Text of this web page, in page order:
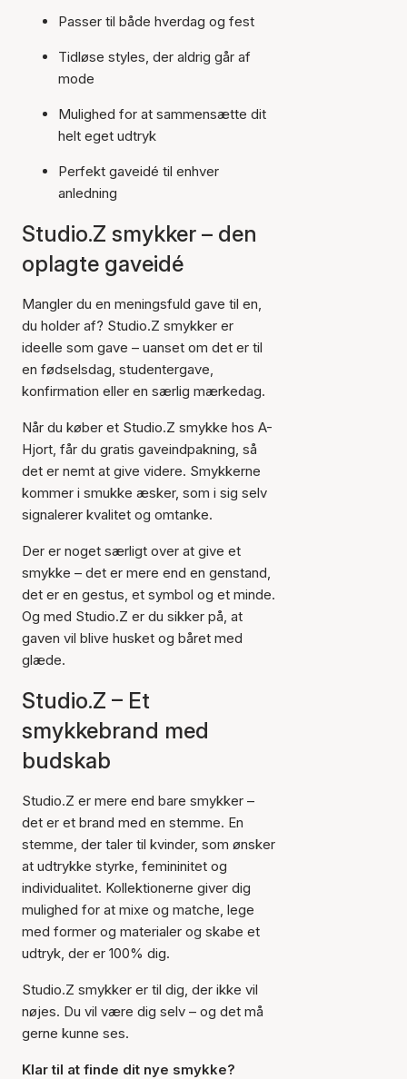
Passer til både hverdag og fest
Tidløse styles, der aldrig går af
mode
Mulighed for at sammensætte dit
helt eget udtryk
Perfekt gaveidé til enhver
anledning
Studio.Z smykker – den
oplagte gaveidé
Mangler du en meningsfuld gave til en,
du holder af? Studio.Z smykker er
ideelle som gave – uanset om det er til
en fødselsdag, studentergave,
konfirmation eller en særlig mærkedag.
Når du køber et Studio.Z smykke hos A-
Hjort, får du gratis gaveindpakning, så
det er nemt at give videre. Smykkerne
kommer i smukke æsker, som i sig selv
signalerer kvalitet og omtanke.
Der er noget særligt over at give et
smykke – det er mere end en genstand,
det er en gestus, et symbol og et minde.
Og med Studio.Z er du sikker på, at
gaven vil blive husket og båret med
glæde.
Studio.Z – Et
smykkebrand med
budskab
Studio.Z er mere end bare smykker –
det er et brand med en stemme. En
stemme, der taler til kvinder, som ønsker
at udtrykke styrke, femininitet og
individualitet. Kollektionerne giver dig
mulighed for at mixe og matche, lege
med former og materialer og skabe et
udtryk, der er 100% dig.
Studio.Z smykker er til dig, der ikke vil
nøjes. Du vil være dig selv – og det må
gerne kunne ses.
Klar til at finde dit nye smykke?